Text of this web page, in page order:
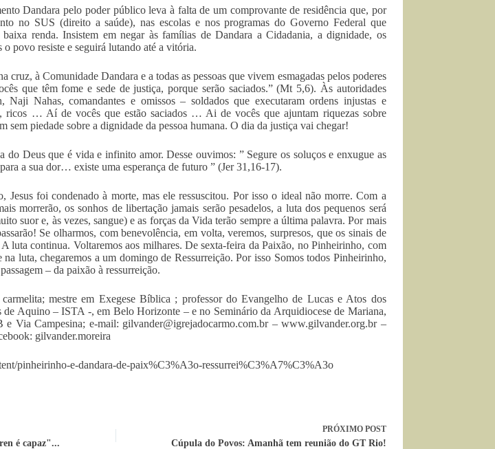
Dandara pelo poder público leva à falta de um comprovante de residência que, por
no SUS (direito a saúde), nas escolas e nos programas do Governo Federal que
baixa renda. Insistem em negar às famílias de Dandara a Cidadania, a dignidade, os
povo resiste e seguirá lutando até a vitória.
à Comunidade Dandara e a todas as pessoas que vivem esmagadas pelos poderes
que têm fome e sede de justiça, porque serão saciados.” (Mt 5,6). Às autoridades
Nahas, comandantes e omissos – soldados que executaram ordens injustas e
ricos … Aí de vocês que estão saciados … Ai de vocês que ajuntam riquezas sobre
sem piedade sobre a dignidade da pessoa humana. O dia da justiça vai chegar!
do Deus que é vida e infinito amor. Desse ouvimos: ” Segure os soluços e enxugue as
a sua dor… existe uma esperança de futuro ” (Jer 31,16-17).
Jesus foi condenado à morte, mas ele ressuscitou. Por isso o ideal não morre. Com a
morrerão, os sonhos de libertação jamais serão pesadelos, a luta dos pequenos será
suor e, às vezes, sangue) e as forças da Vida terão sempre a última palavra. Por mais
Se olharmos, com benevolência, em volta, veremos, surpresos, que os sinais de
luta continua. Voltaremos aos milhares. De sexta-feira da Paixão, no Pinheirinho, com
luta, chegaremos a um domingo de Ressurreição. Por isso Somos todos Pinheirinho,
– da paixão à ressurreição.
mestre em Exegese Bíblica ; professor do Evangelho de Lucas e Atos dos
de Aquino – ISTA -, em Belo Horizonte – e no Seminário da Arquidiocese de Mariana,
Via Campesina; e-mail: gilvander@igrejadocarmo.com.br– www.gilvander.org.br –
gilvander.moreira
pinheirinho-e-dandara-de-paix%C3%A3o-ressurrei%C3%A7%C3%A3o
é capaz"...
PRÓXIMO POST
Cúpula do Povos: Amanhã tem reunião do GT Rio!